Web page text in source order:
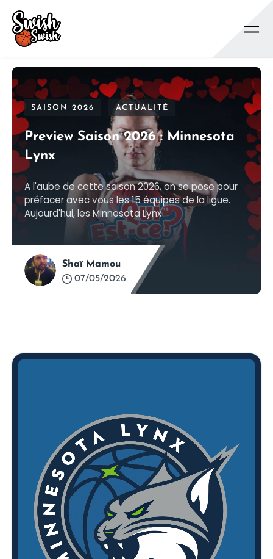
SAISON 2026 ACTUALITÉ
Preview Saison 2026 : Minnesota
Lynx
A l'aube de cette saison 2026, on se pose pour
préfacer avec vous les 15 équipes de la ligue.
Aujourd'hui, les Minnesota Lynx
07/05/2026
Shaï Mamou